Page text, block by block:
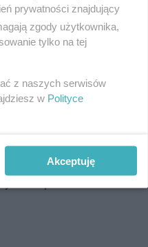
Allegro
2500
które
Również
spoza
prywatności znajdujący
zgody użytkownika,
tylko na tej
z naszych serwisów
w Polityce
Akceptuję